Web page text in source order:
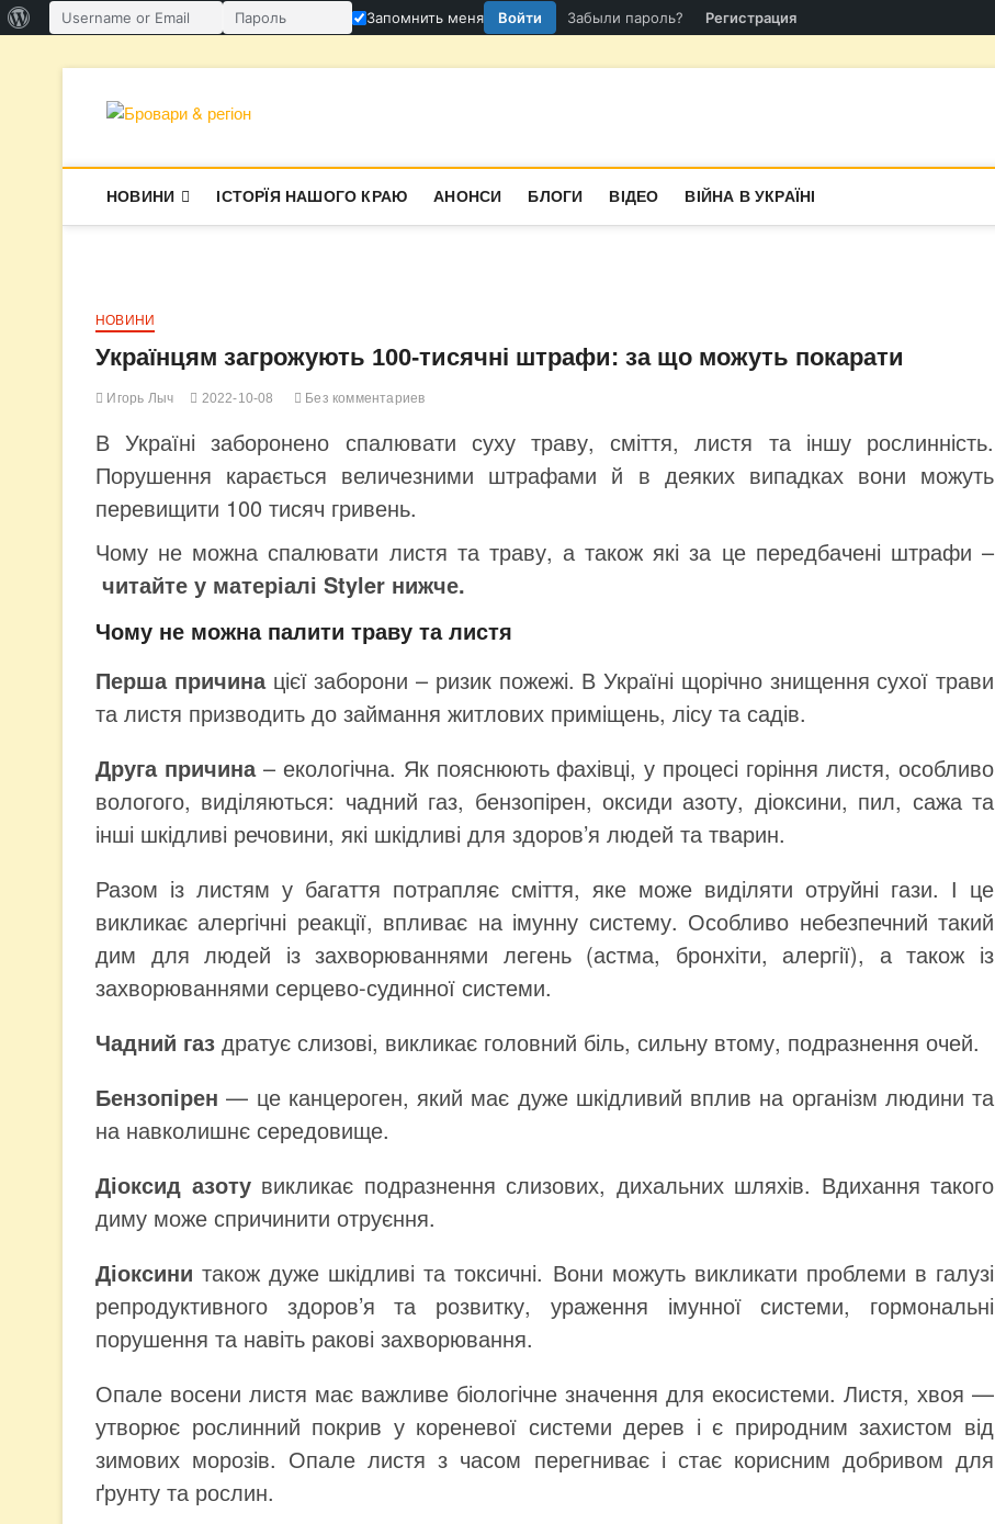
Имя пользователя или email
Пароль
Запомнить меня Войти Забыли пароль? Регистрация
содержимому
НОВИНИ ІСТОРЇЯ НАШОГО КРАЮ АНОНСИ БЛОГИ ВІДЕО ВІЙНА В УКРАЇНІ
НОВИНИ
Українцям загрожують 100-тисячні штрафи: за що можуть покарати
Игорь Лыч 2022-10-08 Без комментариев
В Україні заборонено спалювати суху траву, сміття, листя та іншу рослинність.
Порушення карається величезними штрафами й в деяких випадках вони можуть
перевищити 100 тисяч гривень.
Чому не можна спалювати листя та траву, а також які за це передбачені штрафи –
читайте у матеріалі Styler нижче.
Чому не можна палити траву та листя
Перша причинацієї заборони – ризик пожежі. В Україні щорічно знищення сухої трави
та листя призводить до займання житлових приміщень, лісу та садів.
Друга причина– екологічна. Як пояснюють фахівці, у процесі горіння листя, особливо
вологого, виділяються: чадний газ, бензопірен, оксиди азоту, діоксини, пил, сажа та
інші шкідливі речовини, які шкідливі для здоров’я людей та тварин.
Разом із листям у багаття потрапляє сміття, яке може виділяти отруйні гази. І це
викликає алергічні реакції, впливає на імунну систему. Особливо небезпечний такий
дим для людей із захворюваннями легень (астма, бронхіти, алергії), а також із
захворюваннями серцево-судинної системи.
Чадний газ дратує слизові, викликає головний біль, сильну втому, подразнення очей.
Бензопірен — це канцероген, який має дуже шкідливий вплив на організм людини та
на навколишнє середовище.
Діоксид азотувикликає подразнення слизових, дихальних шляхів. Вдихання такого
диму може спричинити отруєння.
Діоксини також дуже шкідливі та токсичні. Вони можуть викликати проблеми в галузі
репродуктивного здоров’я та розвитку, ураження імунної системи, гормональні
порушення та навіть ракові захворювання.
Опале восени листя має важливе біологічне значення для екосистеми. Листя, хвоя —
утворює рослинний покрив у кореневої системи дерев і є природним захистом від
зимових морозів. Опале листя з часом перегниває і стає корисним добривом для
ґрунту та рослин.